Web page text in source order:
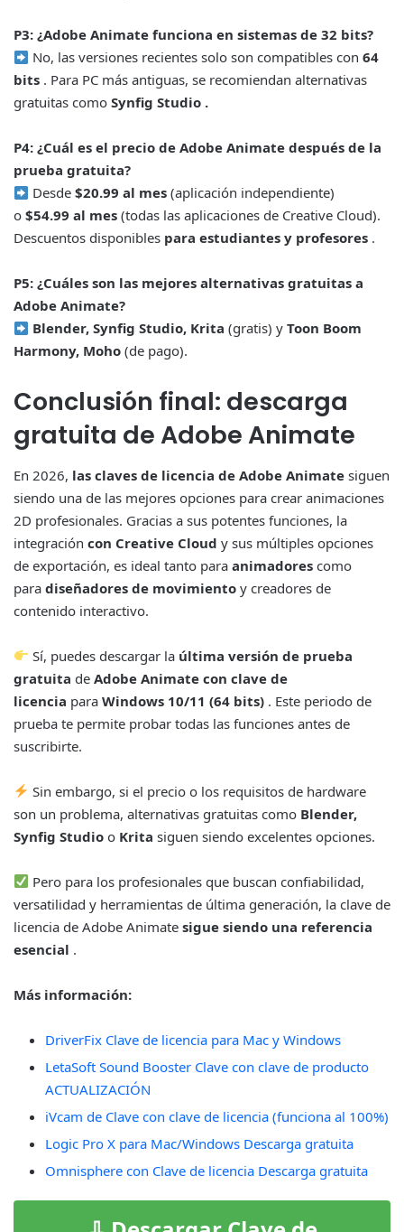
P3: ¿Adobe Animate funciona en sistemas de 32 bits?
No, las versiones recientes solo son compatibles con64
bits . Para PC más antiguas, se recomiendan alternativas
gratuitas como Synfig Studio .
P4: ¿Cuál es el precio de Adobe Animate después de la
prueba gratuita?
Desde$20.99 al mes (aplicación independiente)
o $54.99 al mes (todas las aplicaciones de Creative Cloud).
Descuentos disponibles para estudiantes y profesores .
P5: ¿Cuáles son las mejores alternativas gratuitas a
Adobe Animate?
Blender, Synfig Studio, Krita (gratis) yToon Boom
Harmony, Moho (de pago).
Conclusión final: descarga
gratuita de Adobe Animate
En 2026, las claves de licencia de Adobe Animate siguen
siendo una de las mejores opciones para crear animaciones
2D profesionales. Gracias a sus potentes funciones, la
integración con Creative Cloud y sus múltiples opciones
de exportación, es ideal tanto para animadores como
para diseñadores de movimiento y creadores de
contenido interactivo.
Sí, puedes descargar la última versión de prueba
gratuita de Adobe Animate con clave de
licencia para Windows 10/11 (64 bits) . Este periodo de
prueba te permite probar todas las funciones antes de
suscribirte.
Sin embargo, si el precio o los requisitos de hardware
son un problema, alternativas gratuitas como Blender,
Synfig Studio o Krita siguen siendo excelentes opciones.
Pero para los profesionales que buscan confiabilidad,
versatilidad y herramientas de última generación, la clave de
licencia de Adobe Animate sigue siendo una referencia
esencial .
Más información:
DriverFix Clave de licencia para Mac y Windows
LetaSoft Sound Booster Clave con clave de producto
ACTUALIZACIÓN
iVcam de Clave con clave de licencia (funciona al 100%)
Logic Pro X para Mac/Windows Descarga gratuita
Omnisphere con Clave de licencia Descarga gratuita